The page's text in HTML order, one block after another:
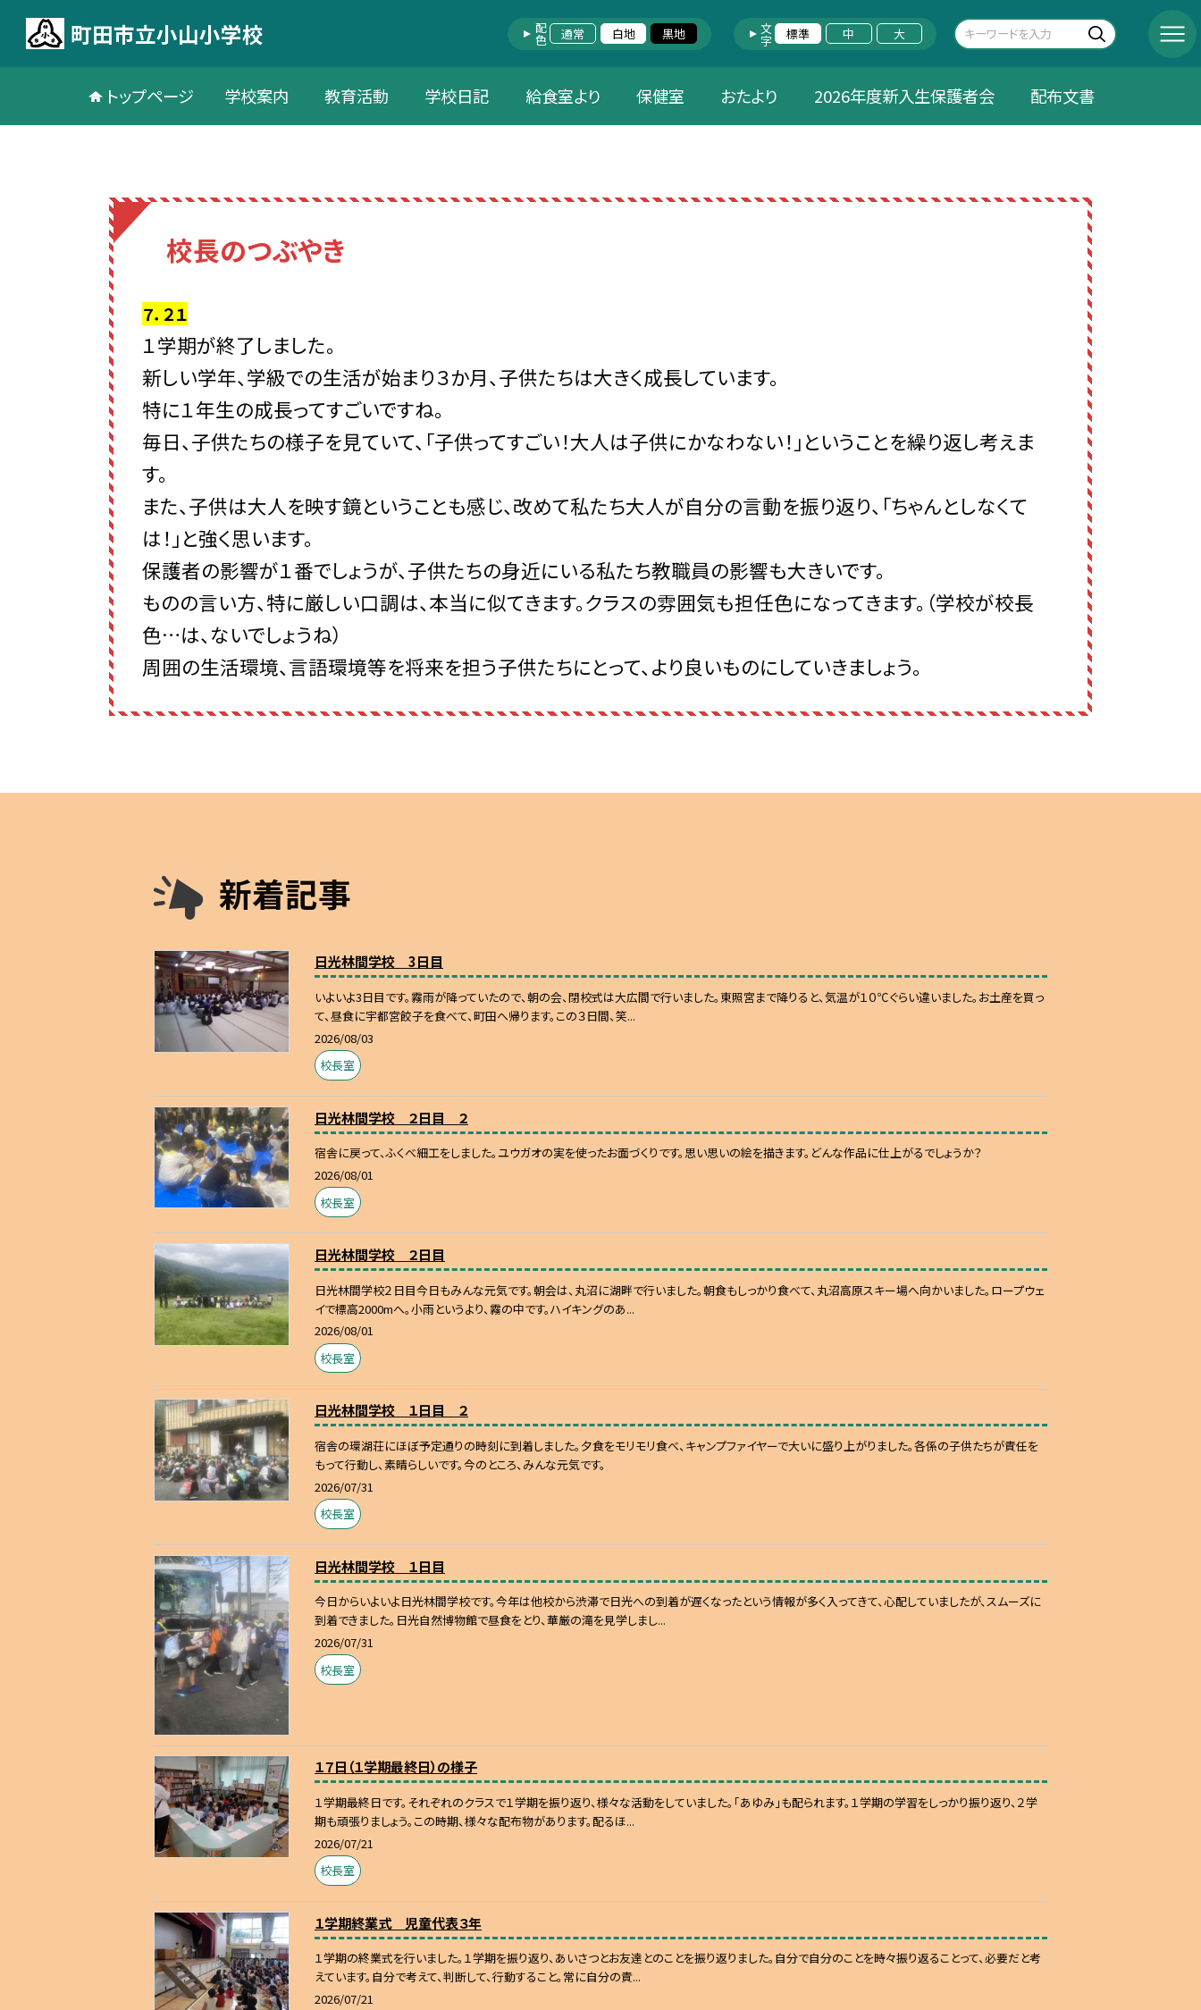
町田市立小山小学校 配色 通常 白地 黒地 文字 標準 中 大
トップページ 学校案内 教育活動 学校日記 給食室より 保健室 おたより 2026年度新入生保護者会 配布文書
校長のつぶやき
７．２１
１学期が終了しました。
新しい学年、学級での生活が始まり３か月、子供たちは大きく成長しています。
特に１年生の成長ってすごいですね。
毎日、子供たちの様子を見ていて、「子供ってすごい！大人は子供にかなわない！」ということを繰り返し考えま
す。
また、子供は大人を映す鏡ということも感じ、改めて私たち大人が自分の言動を振り返り、「ちゃんとしなくて
は！」と強く思います。
保護者の影響が１番でしょうが、子供たちの身近にいる私たち教職員の影響も大きいです。
ものの言い方、特に厳しい口調は、本当に似てきます。クラスの雰囲気も担任色になってきます。（学校が校長
色…は、ないでしょうね）
周囲の生活環境、言語環境等を将来を担う子供たちにとって、より良いものにしていきましょう。
新着記事
日光林間学校 3日目
いよいよ3日目です。霧雨が降っていたので、朝の会、閉校式は大広間で行いました。東照宮まで降りると、気温が１０℃ぐらい違いました。お土産を買っ
て、昼食に宇都宮餃子を食べて、町田へ帰ります。この３日間、笑...
2026/08/03
校長室
日光林間学校 ２日目 ２
宿舎に戻って、ふくべ細工をしました。ユウガオの実を使ったお面づくりです。思い思いの絵を描きます。どんな作品に仕上がるでしょうか？
2026/08/01
校長室
日光林間学校 ２日目
日光林間学校２日目今日もみんな元気です。朝会は、丸沼に湖畔で行いました。朝食もしっかり食べて、丸沼高原スキー場へ向かいました。ロープウェ
イで標高2000mへ。小雨というより、霧の中です。ハイキングのあ...
2026/08/01
校長室
日光林間学校 １日目 ２
宿舎の環湖荘にほぼ予定通りの時刻に到着しました。夕食をモリモリ食べ、キャンプファイヤーで大いに盛り上がりました。各係の子供たちが責任を
もって行動し、素晴らしいです。今のところ、みんな元気です。
2026/07/31
校長室
日光林間学校 １日目
今日からいよいよ日光林間学校です。今年は他校から渋滞で日光への到着が遅くなったという情報が多く入ってきて、心配していましたが、スムーズに
到着できました。日光自然博物館で昼食をとり、華厳の滝を見学しまし...
2026/07/31
校長室
１７日（１学期最終日）の様子
１学期最終日です。それぞれのクラスで１学期を振り返り、様々な活動をしていました。「あゆみ」も配られます。１学期の学習をしっかり振り返り、２学
期も頑張りましょう。この時期、様々な配布物があります。配るほ...
2026/07/21
校長室
１学期終業式 児童代表３年
１学期の終業式を行いました。１学期を振り返り、あいさつとお友達とのことを振り返りました。自分で自分のことを時々振り返ることって、必要だと考
えています。自分で考えて、判断して、行動すること。常に自分の責...
2026/07/21